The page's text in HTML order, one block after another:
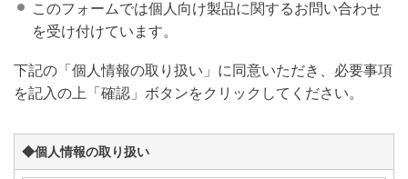
このフォームでは個人向け製品に関するお問い合わせ
を受け付けています。
下記の「個人情報の取り扱い」に同意いただき、必要事項
を記入の上「確認」ボタンをクリックしてください。
◆個人情報の取り扱い